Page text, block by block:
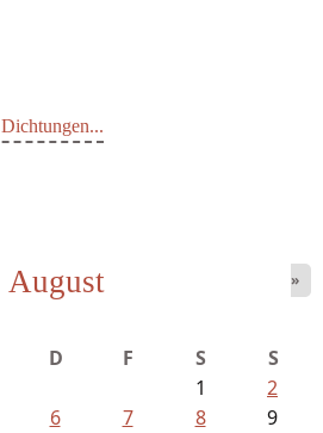
August »
D F S
S
1
2
6 7 8
9